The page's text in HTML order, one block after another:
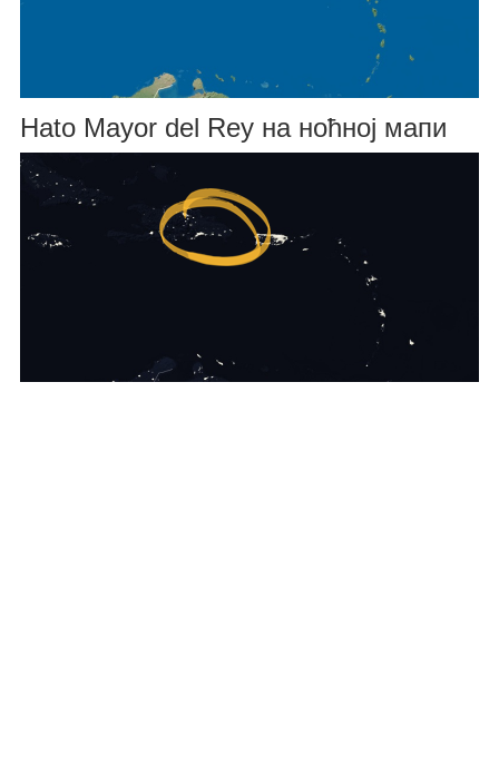
Hato Mayor del Rey на ноћној мапи